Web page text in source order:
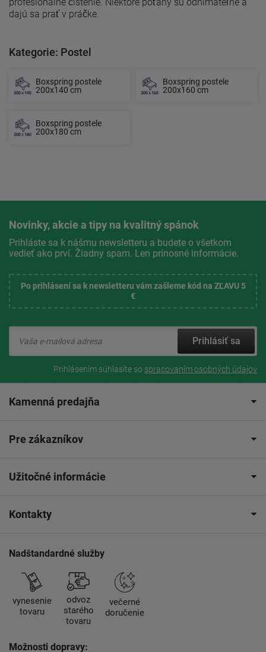
dajú sa prať v práčke.
Kategorie: Postel
Boxspring postele
200x140 cm
Boxspring postele
200x160 cm
Boxspring postele
200x180 cm
Novinky, akcie a tipy na kvalitný spánok
Prihláste sa k nášmu newsletteru a budete o všetkom
vedieť ako prví. Žiadny spam. Len prínosné informácie.
Po prihlásení sa k newsletteru vám zašleme kód na ZĽAVU 5
€
Prihlásiť sa
Prihlásením súhlasíte so spracovaním osobných údajov
Kamenná predajňa
Pre zákazníkov
Užitočné informácie
Kontakty
Nadštandardné služby
vynesenie
tovaru
odvoz
starého
tovaru
večerné
doručenie
Možnosti dopravy: